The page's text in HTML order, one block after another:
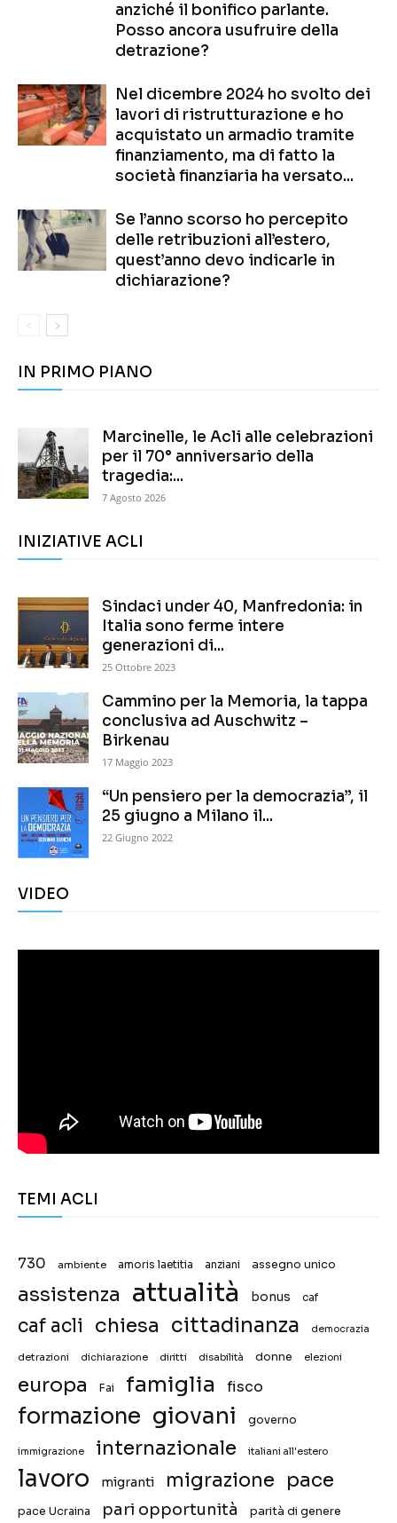
anziché il bonifico parlante.
Posso ancora usufruire della
detrazione?
Nel dicembre 2024 ho svolto dei
lavori di ristrutturazione e ho
acquistato un armadio tramite
finanziamento, ma di fatto la
società finanziaria ha versato...
Se l’anno scorso ho percepito
delle retribuzioni all’estero,
quest’anno devo indicarle in
dichiarazione?
IN PRIMO PIANO
Marcinelle, le Acli alle celebrazioni
per il 70° anniversario della
tragedia:...
7 Agosto 2026
INIZIATIVE ACLI
Sindaci under 40, Manfredonia: in
Italia sono ferme intere
generazioni di...
25 Ottobre 2023
Cammino per la Memoria, la tappa
conclusiva ad Auschwitz –
Birkenau
17 Maggio 2023
“Un pensiero per la democrazia”, il
25 giugno a Milano il...
22 Giugno 2022
VIDEO
TEMI ACLI
730 ambiente amoris laetitia anziani assegno unico
assistenza attualità bonus caf
caf acli chiesa cittadinanza democrazia
detrazioni dichiarazione diritti disabilità donne elezioni
europa Fai famiglia fisco
formazione giovani governo
immigrazione internazionale italiani all'estero
lavoro migranti migrazione pace
pace Ucraina pari opportunità parità di genere